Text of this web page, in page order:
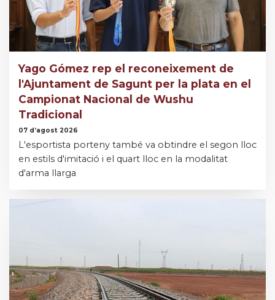
Yago Gómez rep el reconeixement de
l'Ajuntament de Sagunt per la plata en el
Campionat Nacional de Wushu
Tradicional
07 d’agost 2026
L'esportista porteny també va obtindre el segon lloc
en estils d'imitació i el quart lloc en la modalitat
d'arma llarga